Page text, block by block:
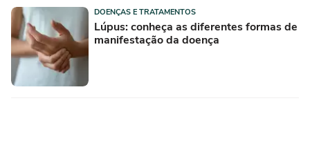
DOENÇAS E TRATAMENTOS
Lúpus: conheça as diferentes formas de
manifestação da doença